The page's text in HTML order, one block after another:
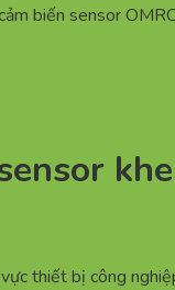
biến sensor
thiết bị công